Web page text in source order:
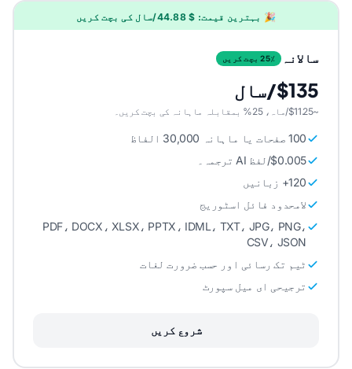
🎉 بہترین قیمت: $ 44.88/سال کی بچت کریں
سالانہ 25٪ بچت کریں
$135/سال
~$11.25/ماہ، 25% بمقابلہ ماہانہ کی بچت کریں۔
100 صفحات یا ماہانہ 30,000 الفاظ
$0.005/لفظ AI ترجمہ۔
120+ زبانیں
لامحدود فائل اسٹوریج
PDF، DOCX، XLSX، PPTX، IDML، TXT، JPG، PNG،
CSV، JSON
ٹیم تک رسائی اور حسب ضرورت لغات
ترجیحی ای میل سپورٹ
شروع کریں